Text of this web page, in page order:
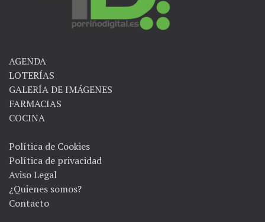
AGENDA
LOTERÍAS
GALERÍA DE IMÁGENES
FARMACIAS
COCINA
Política de Cookies
Política de privacidad
Aviso Legal
¿Quienes somos?
Contacto